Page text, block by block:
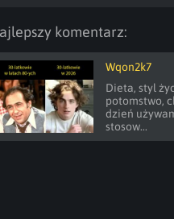
komentarz:
Wqon2k7
Dieta, styl
potomstwo,
dzień
stosow...